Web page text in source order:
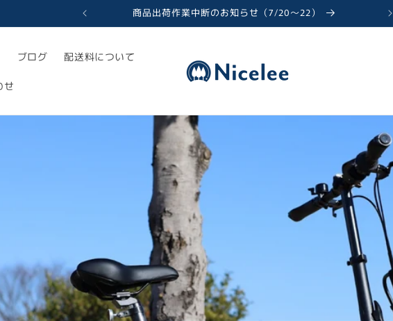
商品出荷作業中断のお知らせ（7/20〜22）
ブログ 配送料について
せ